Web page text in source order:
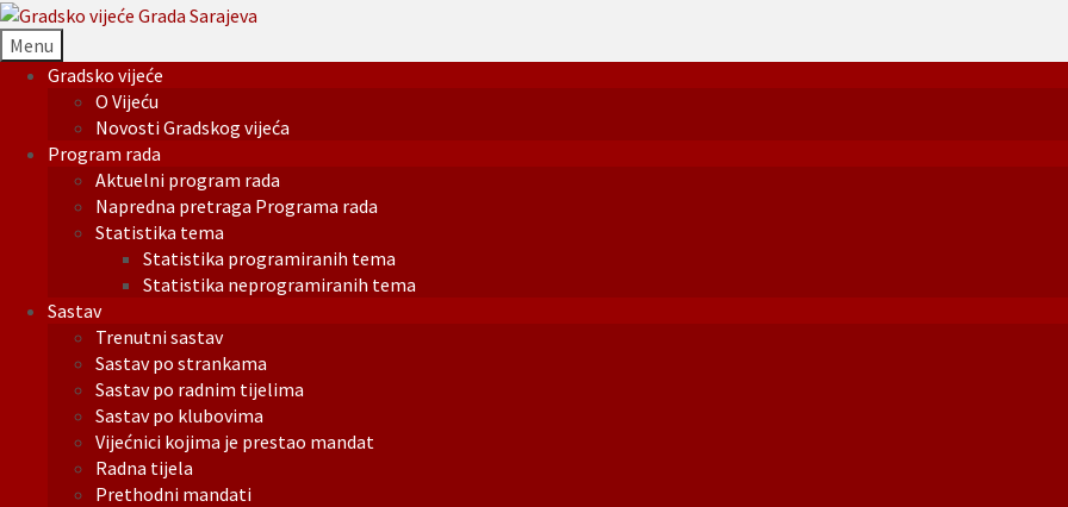
Menu
Gradsko vijeće
O Vijeću
Novosti Gradskog vijeća
Program rada
Aktuelni program rada
Napredna pretraga Programa rada
Statistika tema
Statistika programiranih tema
Statistika neprogramiranih tema
Sastav
Trenutni sastav
Sastav po strankama
Sastav po radnim tijelima
Sastav po klubovima
Vijećnici kojima je prestao mandat
Radna tijela
Prethodni mandati